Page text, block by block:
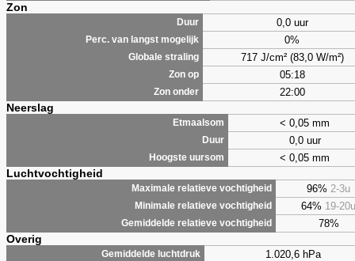
Zon
Duur 0,0 uur
Perc. van langst mogelijk 0%
Globale straling 717 J/cm² (83,0 W/m²)
Zon op 05:18
Zon onder 22:00
Neerslag
Etmaalsom < 0,05 mm
Duur 0,0 uur
Hoogste uursom < 0,05 mm
Luchtvochtigheid
Maximale relatieve vochtigheid 96% 2-3u
Minimale relatieve vochtigheid 64% 19-20u
Gemiddelde relatieve vochtigheid 78%
Overig
Gemiddelde luchtdruk 1.020,6 hPa